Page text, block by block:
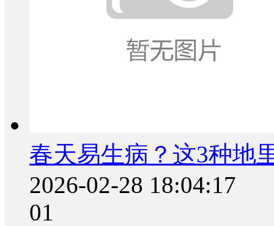
春天易生病？这3种地
2026-02-28 18:04:17
01